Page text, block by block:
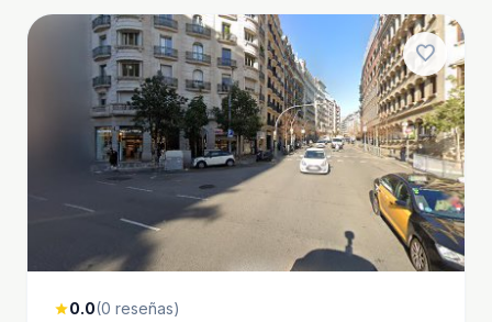
favorite
star0.0(0 reseñas)